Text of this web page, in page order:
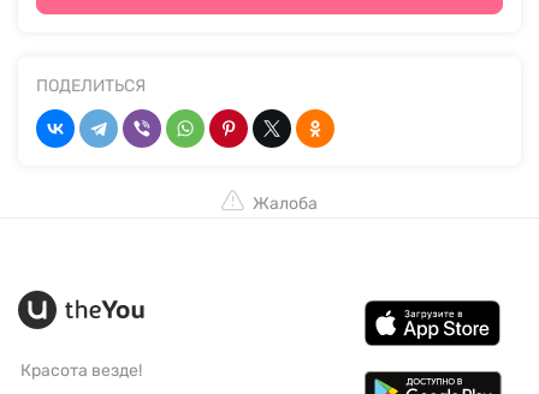
ПОДЕЛИТЬСЯ
Жалоба
Красота везде!